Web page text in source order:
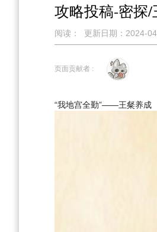
攻略投稿-密探
阅读： 更新日期： 2024-
到
到
页面贡献者 :
“我地宫全勤”——王粲养成